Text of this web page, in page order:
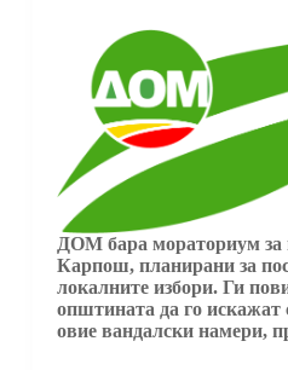
ДОМ бара мораториум
Карпош, планирани за
локалните избори. Ги
општината да го искажат
овие вандалски намери,